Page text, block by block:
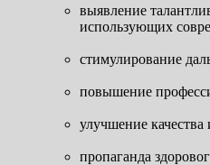
выявление
использующих
стимулирование
повышение
улучшение
пропаганда